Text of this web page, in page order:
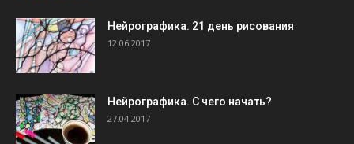
Нейрографика. 21 день рисования
12.06.2017
Нейрографика. С чего начать?
27.04.2017